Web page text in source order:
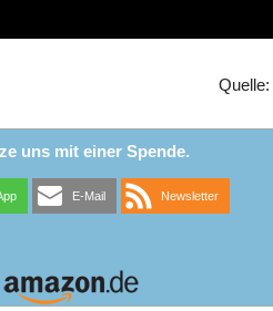
Quelle:
uns mit einer Spende.
E-Mail Newsletter